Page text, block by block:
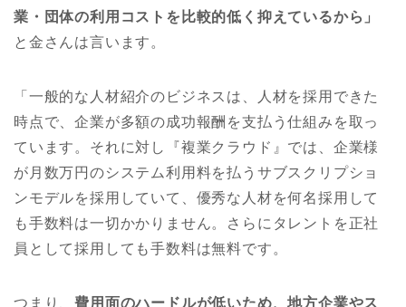
業・団体の利用コストを比較的低く抑えているから」
と金さんは言います。
「一般的な人材紹介のビジネスは、人材を採用できた
時点で、企業が多額の成功報酬を支払う仕組みを取っ
ています。それに対し『複業クラウド』では、企業様
が月数万円のシステム利用料を払うサブスクリプショ
ンモデルを採用していて、優秀な人材を何名採用して
も手数料は一切かかりません。さらにタレントを正社
員として採用しても手数料は無料です。
つまり、費用面のハードルが低いため、地方企業やス